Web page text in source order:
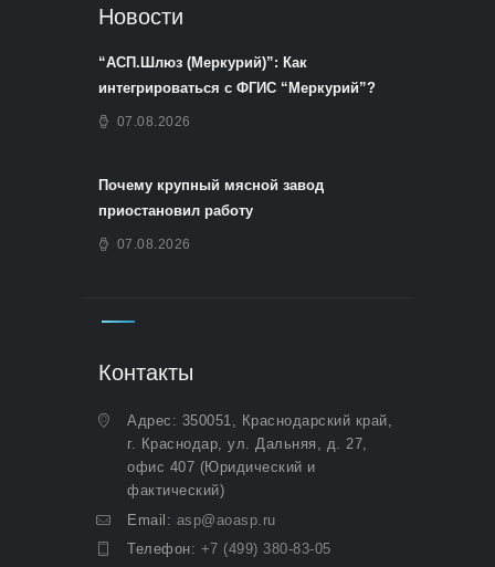
Новости
“АСП.Шлюз (Меркурий)”: Как
интегрироваться с ФГИС “Меркурий”?
07.08.2026
Почему крупный мясной завод
приостановил работу
07.08.2026
Контакты
Адрес: 350051, Краснодарский край,
г. Краснодар, ул. Дальняя, д. 27,
офис 407 (Юридический и
фактический)
Email: asp@aoasp.ru
Телефон: +7 (499) 380-83-05